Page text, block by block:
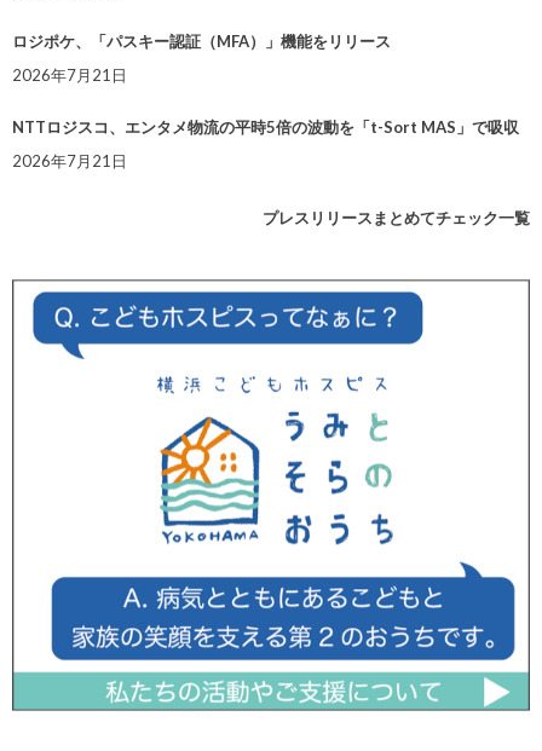
ロジポケ、「パスキー認証（MFA）」機能をリリース
2026年7月21日
NTTロジスコ、エンタメ物流の平時5倍の波動を「t-Sort MAS」で吸収
2026年7月21日
プレスリリースまとめてチェック一覧